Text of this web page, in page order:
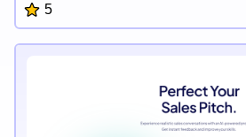
conversaciones personalizadas. Los
sus propios personajes de IA, explorar
única y atractiva para interacciones
5